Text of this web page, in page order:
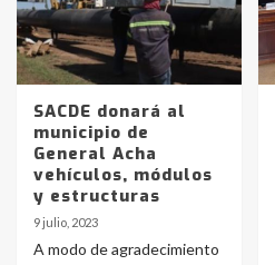
SACDE donará al
municipio de
General Acha
vehículos, módulos
y estructuras
9 julio, 2023
A modo de agradecimiento